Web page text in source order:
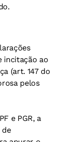
incitação ao
(art. 147 do
pelos
e PGR, a
de